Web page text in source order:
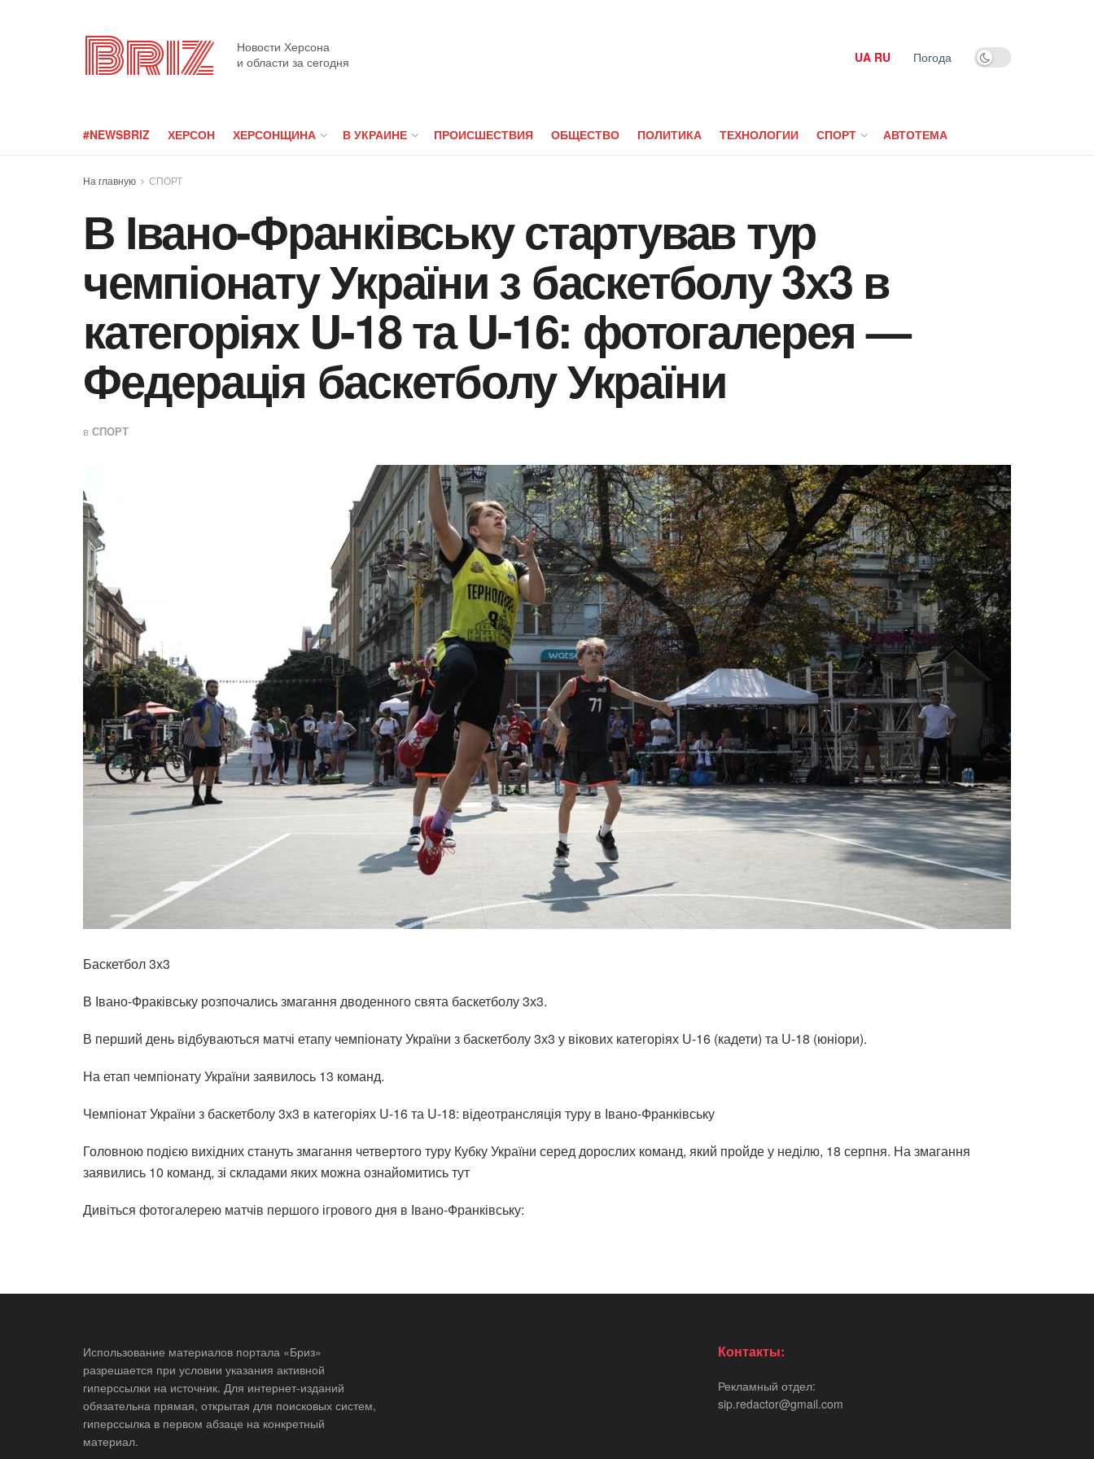
Briz
Новости Херсона
и области за сегодня
UA RU Погода
#NEWSBRIZ ХЕРСОН ХЕРСОНЩИНА В УКРАИНЕ ПРОИСШЕСТВИЯ ОБЩЕСТВО ПОЛИТИКА ТЕХНОЛОГИИ СПОРТ АВТОТЕМА
На главную СПОРТ
В Івано-Франківську стартував тур
чемпіонату України з баскетболу 3х3 в
категоріях U-18 та U-16: фотогалерея —
Федерація баскетболу України
в СПОРТ
Баскетбол 3х3
В Івано-Фраківську розпочались змагання дводенного свята баскетболу 3х3.
В перший день відбуваються матчі етапу чемпіонату України з баскетболу 3х3 у вікових категоріях U-16 (кадети) та U-18 (юніори).
На етап чемпіонату України заявилось 13 команд.
Чемпіонат України з баскетболу 3х3 в категоріях U-16 та U-18: відеотрансляція туру в Івано-Франківську
Головною подією вихідних стануть змагання четвертого туру Кубку України серед дорослих команд, який пройде у неділю, 18 серпня. На змагання
заявились 10 команд, зі складами яких можна ознайомитись тут
Дивіться фотогалерею матчів першого ігрового дня в Івано-Франківську:
Использование материалов портала «Бриз»
разрешается при условии указания активной
гиперссылки на источник. Для интернет-изданий
обязательна прямая, открытая для поисковых систем,
гиперссылка в первом абзаце на конкретный
материал.
Контакты:
Рекламный отдел:
sip.redactor@gmail.com